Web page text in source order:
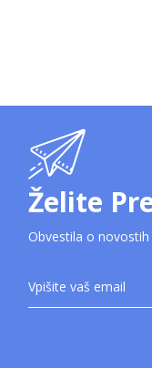
Želite
Obvestila o
se